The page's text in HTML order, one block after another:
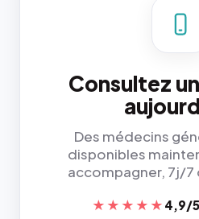
Consultez
Des médecins
disponibles
accompagner, 7j/7
★★★★★ 4,9/5